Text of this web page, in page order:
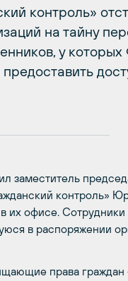
контроль»
на тайну
у
заместитель
контроль»
их офисе.
в распоряжении
права граждан